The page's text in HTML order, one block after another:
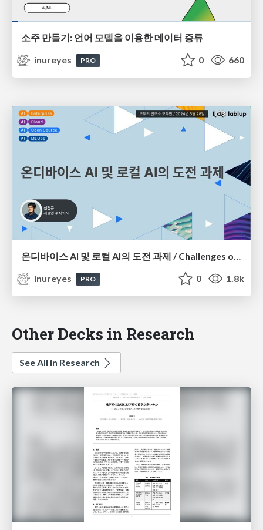
소주 만들기: 언어 모델을 이용한 데이터 증류
inureyes
PRO 0 660
온디바이스 AI 및 로컬 AI의 도전 과제 / Challenges of On-Device AI and Local AI
inureyes
PRO 0 1.8k
Other Decks in Research
See All in Research